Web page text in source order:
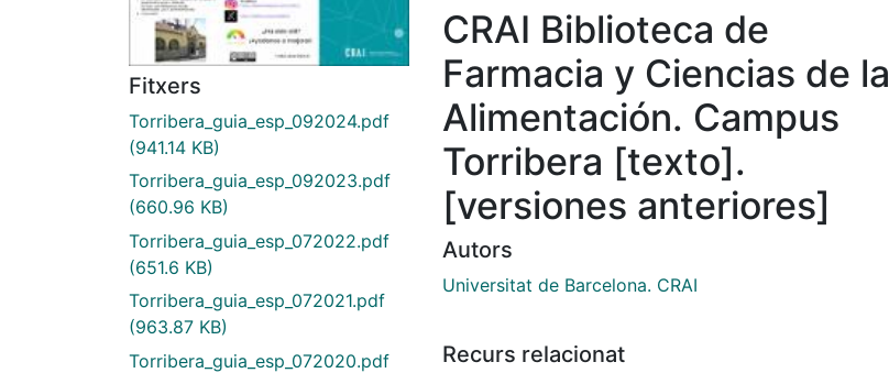
Fitxers
Torribera_guia_esp_092024.pdf
(941.14 KB)
Torribera_guia_esp_092023.pdf
(660.96 KB)
Torribera_guia_esp_072022.pdf
(651.6 KB)
Torribera_guia_esp_072021.pdf
(963.87 KB)
Torribera_guia_esp_072020.pdf
CRAI Biblioteca de
Farmacia y Ciencias de la
Alimentación. Campus
Torribera [texto].
[versiones anteriores]
Autors
Universitat de Barcelona. CRAI
Recurs relacionat